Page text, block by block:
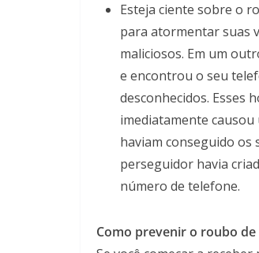
Esteja ciente sobre o
para atormentar suas
maliciosos. Em um
e encontrou o seu
desconhecidos. Esses
imediatamente
haviam conseguido os
perseguidor havia
número de telefone.
Como prevenir o roubo